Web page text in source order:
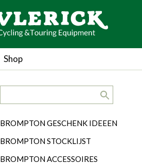
Shop
Categorieën
BROMPTON GESCHENK IDEEEN
BROMPTON STOCKLIJST
BROMPTON ACCESSOIRES